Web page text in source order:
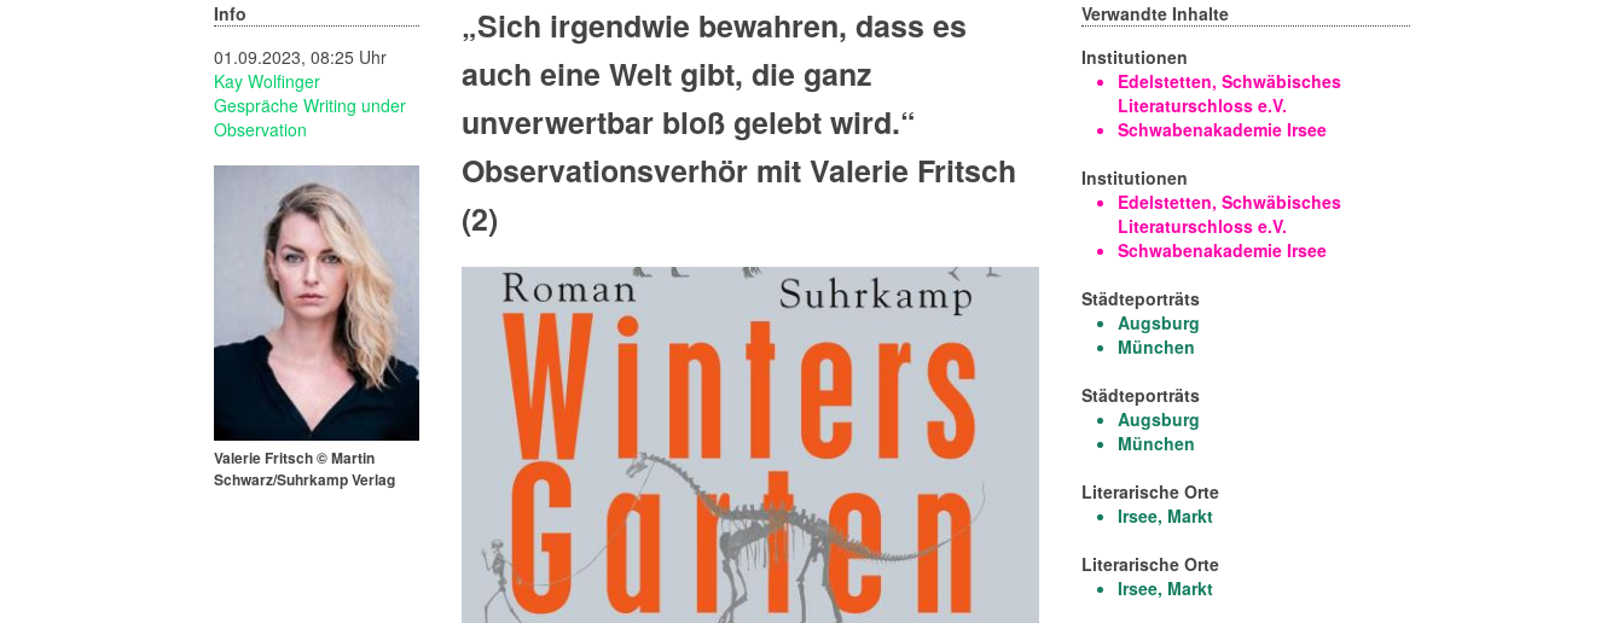
Info
01.09.2023, 08:25 Uhr
Kay Wolfinger
Gespräche Writing under
Observation
Valerie Fritsch © Martin
Schwarz/Suhrkamp Verlag
„Sich irgendwie bewahren, dass es
auch eine Welt gibt, die ganz
unverwertbar bloß gelebt wird.“
Observationsverhör mit Valerie Fritsch
(2)
Verwandte Inhalte
Institutionen
Edelstetten, Schwäbisches
Literaturschloss e.V.
Schwabenakademie Irsee
Institutionen
Edelstetten, Schwäbisches
Literaturschloss e.V.
Schwabenakademie Irsee
Städteporträts
Augsburg
München
Städteporträts
Augsburg
München
Literarische Orte
Irsee, Markt
Literarische Orte
Irsee, Markt